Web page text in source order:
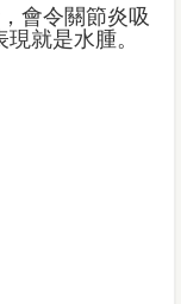
會令關節炎吸
就是水腫。